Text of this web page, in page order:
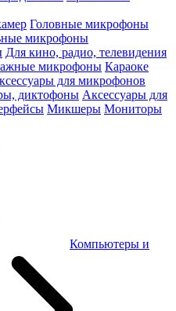
Головные микрофоны
микрофоны
Для кино, радио, телевидения
микрофоны Караоке
для микрофонов
диктофоны Аксессуары для
Микшеры Мониторы
Компьютеры и